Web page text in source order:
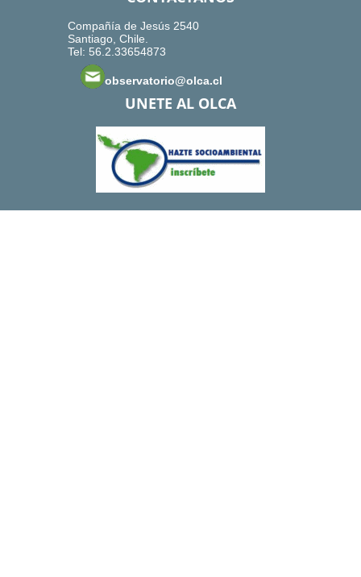
Compañía de Jesús 2540
Santiago, Chile.
Tel: 56.2.33654873
observatorio@olca.cl
UNETE AL OLCA